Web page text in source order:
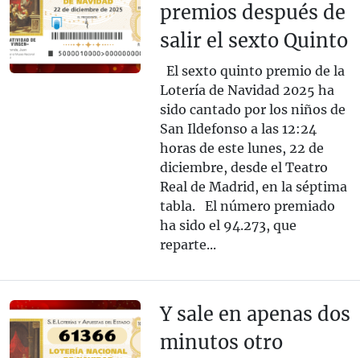
premios después de
salir el sexto Quinto
El sexto quinto premio de la
Lotería de Navidad 2025 ha
sido cantado por los niños de
San Ildefonso a las 12:24
horas de este lunes, 22 de
diciembre, desde el Teatro
Real de Madrid, en la séptima
tabla. El número premiado
ha sido el 94.273, que
reparte...
Y sale en apenas dos
minutos otro